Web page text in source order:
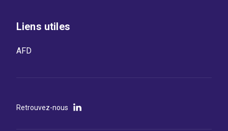
Liens utiles
AFD
Retrouvez-nous